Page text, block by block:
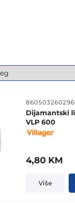
Dijamantski
VLP 600
4,80 KM
Više